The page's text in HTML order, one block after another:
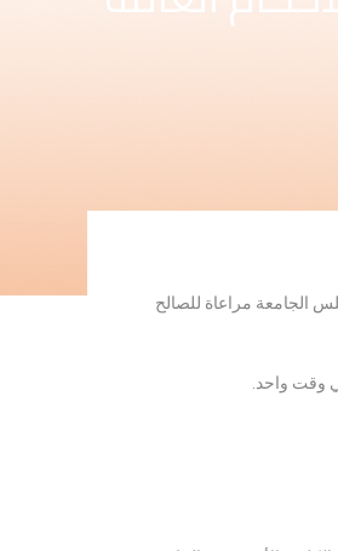
الجامعة مراعاة للصالح
وقت واحد.